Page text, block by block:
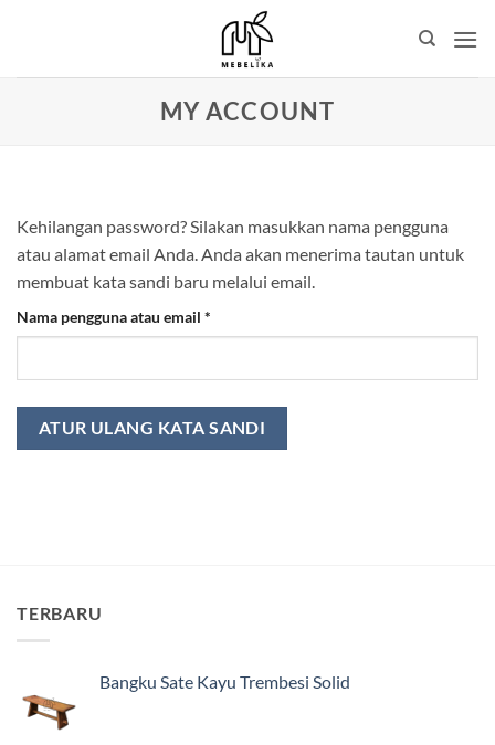
MY ACCOUNT
Kehilangan password? Silakan masukkan nama pengguna
atau alamat email Anda. Anda akan menerima tautan untuk
membuat kata sandi baru melalui email.
Nama pengguna atau email *
ATUR ULANG KATA SANDI
TERBARU
Bangku Sate Kayu Trembesi Solid